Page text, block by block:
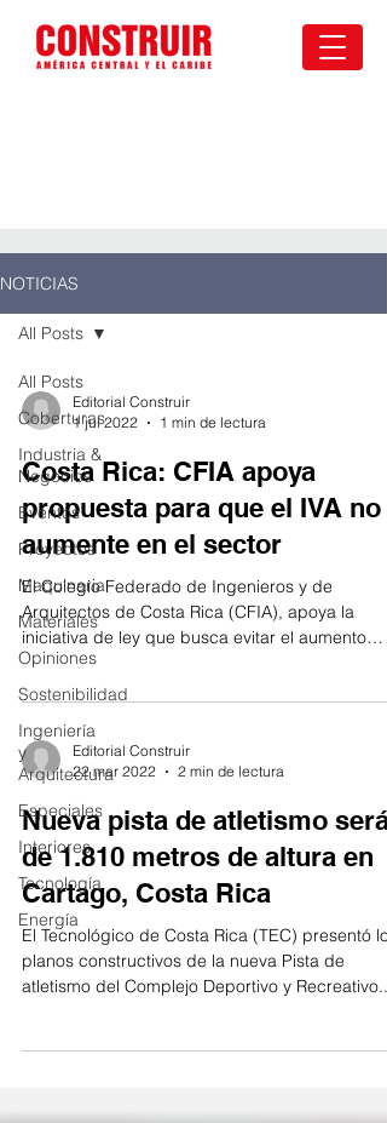
NOTICIAS
All Posts
Coberturas
Industria &
Negocios
Eventos
Proyectos
Maquinaria
Materiales
Opiniones
Sostenibilidad
Ingeniería
y
Arquitectura
Especiales
Interiores
Tecnología
Energía
All Posts
Editorial Construir
1 jul 2022
1 min de lectura
Costa Rica: CFIA apoya
propuesta para que el IVA no
aumente en el sector
El Colegio Federado de Ingenieros y de
Arquitectos de Costa Rica (CFIA), apoya la
iniciativa de ley que busca evitar el aumento
del...
Editorial Construir
22 mar 2022
2 min de lectura
Nueva pista de atletismo será
de 1.810 metros de altura en
Cartago, Costa Rica
El Tecnológico de Costa Rica (TEC) presentó los
planos constructivos de la nueva Pista de
atletismo del Complejo Deportivo y Recreativo...